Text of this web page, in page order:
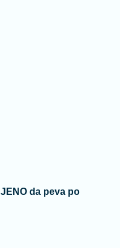
da peva po